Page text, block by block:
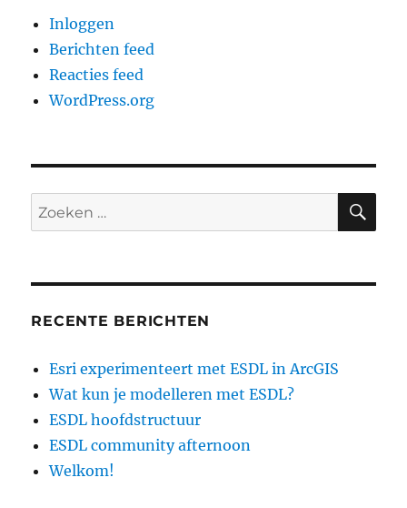
Inloggen
Berichten feed
Reacties feed
WordPress.org
Zoeken
naar:
RECENTE BERICHTEN
Esri experimenteert met ESDL in ArcGIS
Wat kun je modelleren met ESDL?
ESDL hoofdstructuur
ESDL community afternoon
Welkom!